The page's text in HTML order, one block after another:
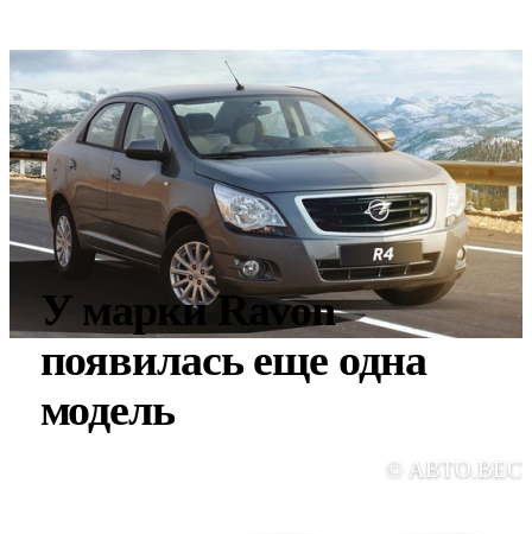
У марки Ravon
появилась еще одна
модель
©